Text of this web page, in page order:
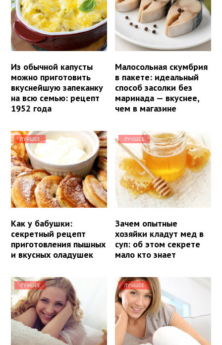
Из обычной капусты
можно приготовить
вкуснейшую запеканку
на всю семью: рецепт
1952 года
Малосольная скумбрия
в пакете: идеальный
способ засолки без
маринада — вкуснее,
чем в магазине
ЛУЧШЕЕ
Как у бабушки:
секретный рецепт
приготовления пышных
и вкусных оладушек
ЛУЧШЕЕ
Зачем опытные
хозяйки кладут мед в
суп: об этом секрете
мало кто знает
ЛУЧШЕЕ ЛУЧШЕЕ